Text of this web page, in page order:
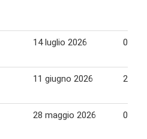
14 luglio 2026 09
11 giugno 2026 21
28 maggio 2026 07